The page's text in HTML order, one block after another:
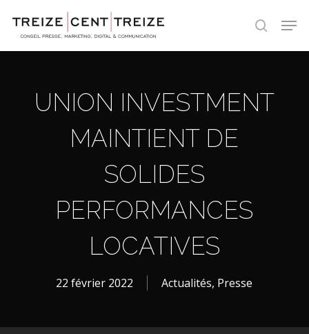
search
UNION INVESTMENT
MAINTIENT DE
SOLIDES
PERFORMANCES
LOCATIVES
22 février 2022 Actualités, Presse